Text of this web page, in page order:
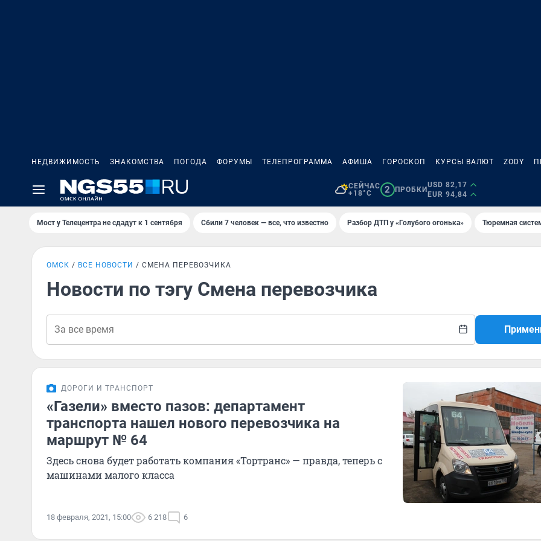
НЕДВИЖИМОСТЬ ЗНАКОМСТВА ПОГОДА ФОРУМЫ ТЕЛЕПРОГРАММА АФИША ГОРОСКОП КУРСЫ ВАЛЮТ ZODY
СЕЙЧАС
+18°C
2 ПРОБКИ
USD 82,17
EUR 94,84
Мост у Телецентра не сдадут к 1 сентября Сбили 7 человек — все, что известно Разбор ДТП у «Голубого огонька» Тюремная
ОМСК ВСЕ НОВОСТИ СМЕНА ПЕРЕВОЗЧИКА
Новости по тэгу Смена перевозчика
ДОРОГИ И ТРАНСПОРТ
«Газели» вместо пазов: департамент
транспорта нашел нового перевозчика на
маршрут № 64
Здесь снова будет работать компания «Тортранс» — правда, теперь с
машинами малого класса
18 февраля, 2021, 15:00 6 218 6